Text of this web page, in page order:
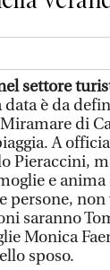
settore
è da
di
A
Pieraccini,
e
persone, non
saranno
Monica
sposo.